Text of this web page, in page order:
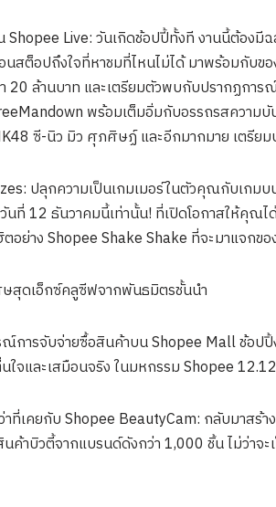
Live: วันเกิดช้อปปี้ทั้งที งานนี้ต้อง
สต็อปถึงใจที่หาชมที่ไหนไม่ได้ มาพร้อมกับ
20 ล้านบาท และเตรียมตัวพบกับปรากฏกา
พร้อมเต็มอิ่มกับอรรถรสความ
ซี-นิว มิว ศุภศิษฏ์ และอีกมากมาย เตรียม
ปลุกความเป็นเกมเมอร์ในตัวคุณกับเกม
ที่ 12 ธันวาคมนี้เท่านั้น! ที่เปิดโอกาสให้คุ
อย่าง Shopee Shake Shake ที่จะมาแจก
สุดเอ็กซ์คลูซีฟจากพันธมิตรชั้นนำ
การจับจ่ายซื้อสินค้าบน Shopee Mall ช้อปปิ้
จและเสมือนจริง ในมหกรรม Shopee
าที่เคยกับ Shopee BeautyCam: กลับมาส
าบิวตี้จากแบรนด์ดังกว่า 1,000 ชิ้น ไม่ว่าจะ